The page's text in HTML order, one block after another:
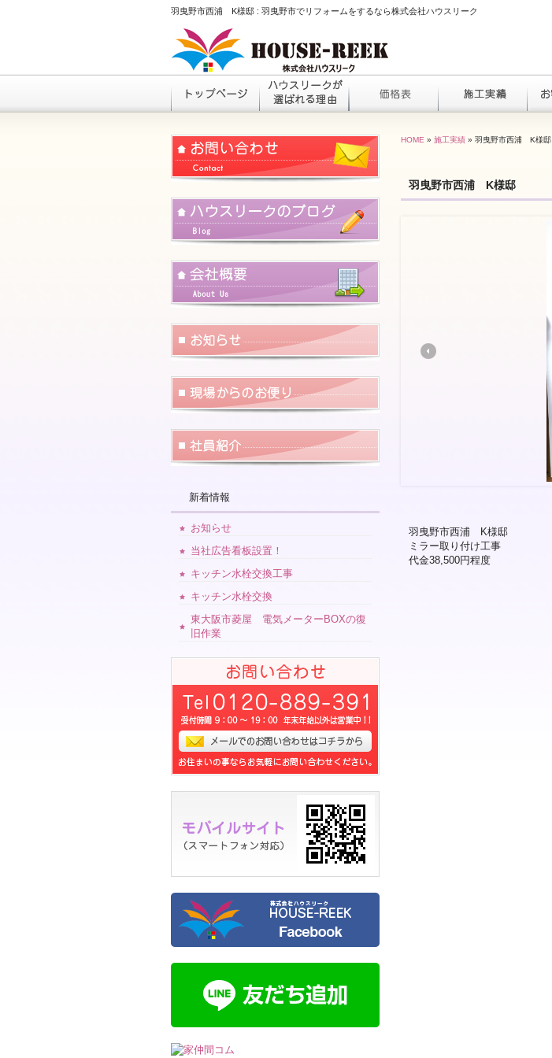
羽曳野市西浦 K様邸 : 羽曳野市でリフォームをするなら株式会社ハウスリーク
HOME » 施工実績 » 羽曳野市西浦 K様邸
羽曳野市西浦 K様邸
羽曳野市西浦 K様邸
ミラー取り付け工事
代金38,500円程度
新着情報
お知らせ
当社広告看板設置！
キッチン水栓交換工事
キッチン水栓交換
東大阪市菱屋 電気メーターBOXの復
旧作業